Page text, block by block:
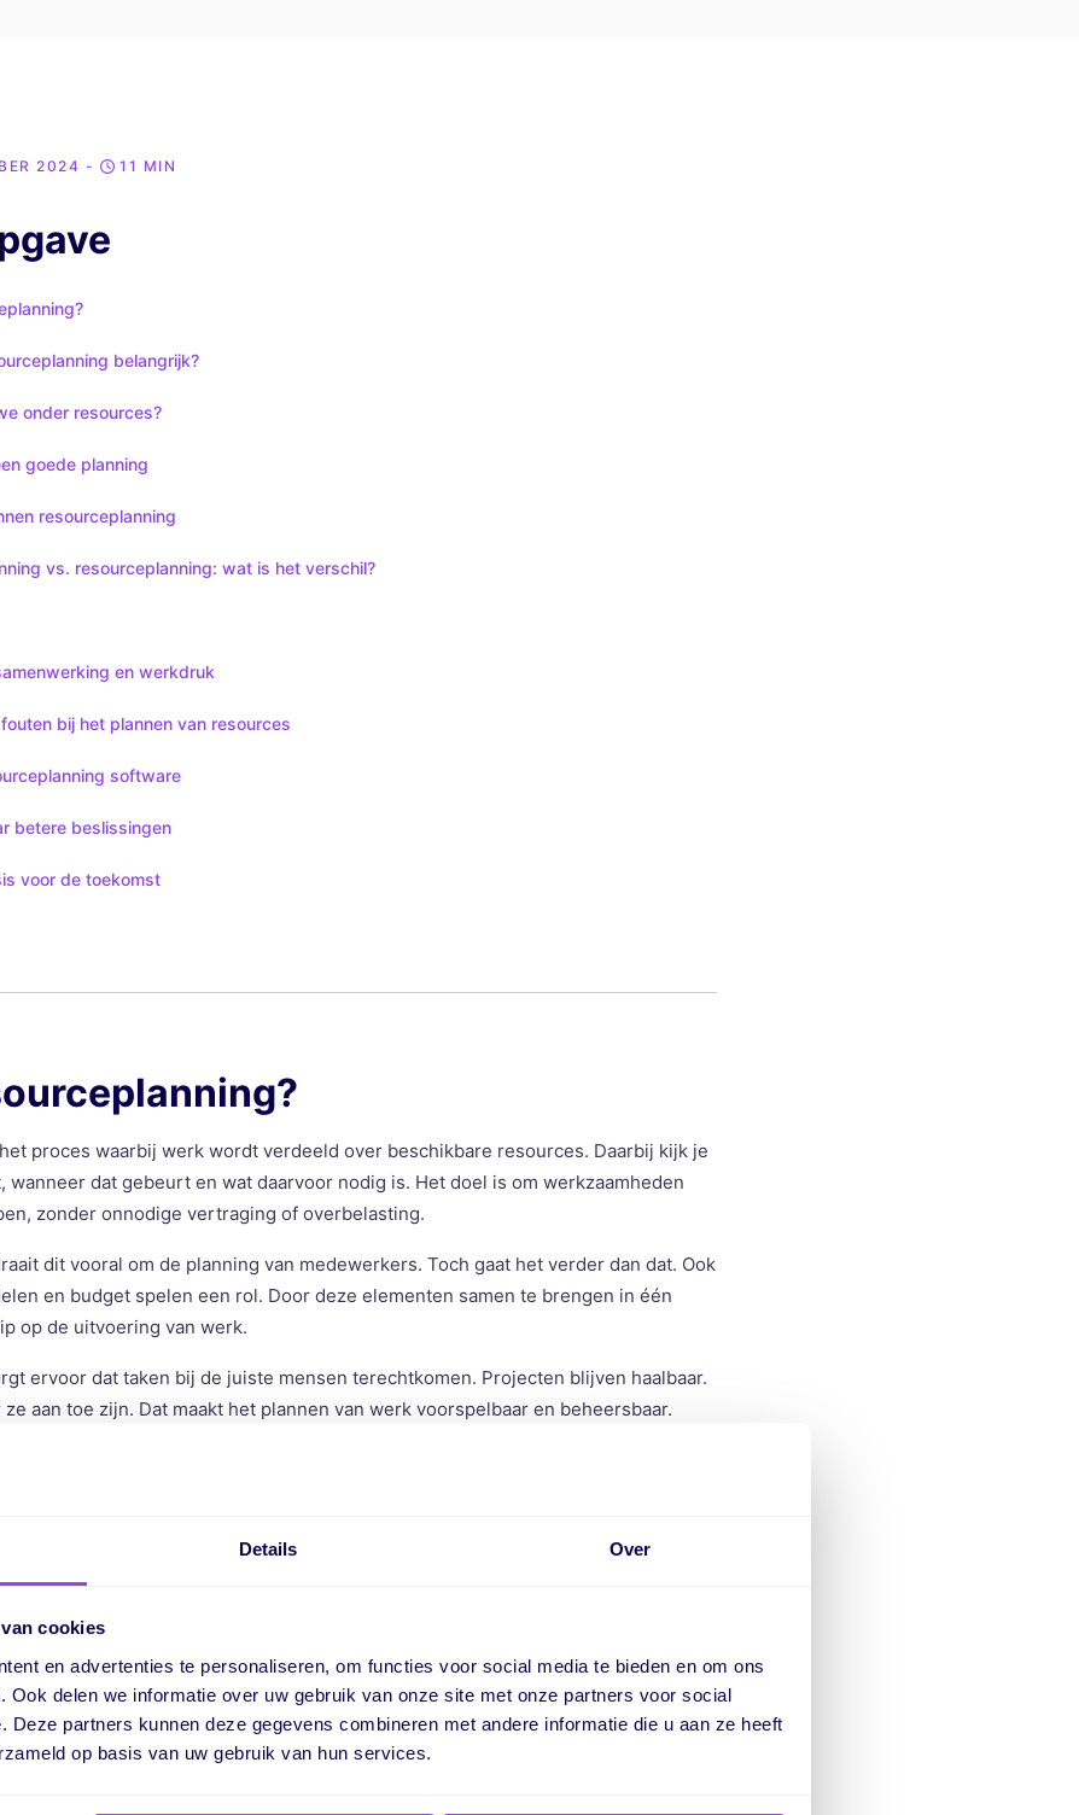
Details Over
cookies
en advertenties te personaliseren, om functies voor social media te bieden en om ons
Ook delen we informatie over uw gebruik van onze site met onze partners voor social
Deze partners kunnen deze gegevens combineren met andere informatie die u aan ze heeft
op basis van uw gebruik van hun services.
2024 - 11 MIN
belangrijk?
onder resources?
goede planning
resourceplanning
vs. resourceplanning: wat is het verschil?
en werkdruk
bij het plannen van resources
software
betere beslissingen
voor de toekomst
proces waarbij werk wordt verdeeld over beschikbare resources. Daarbij kijk je
dat gebeurt en wat daarvoor nodig is. Het doel is om werkzaamheden
zonder onnodige vertraging of overbelasting.
dit vooral om de planning van medewerkers. Toch gaat het verder dan dat. Ook
en budget spelen een rol. Door deze elementen samen te brengen in één
op de uitvoering van werk.
ervoor dat taken bij de juiste mensen terechtkomen. Projecten blijven haalbaar.
aan toe zijn. Dat maakt het plannen van werk voorspelbaar en beheersbaar.
werken veel organisaties reactief. Werk wordt verdeeld op het moment dat
ontstaan pieken in werkdruk en blijven andere taken liggen. Problemen
als deadlines in gevaar komen.
inzet van resources ontstaat overzicht. Je ziet vooraf waar druk ontstaat en
kun je eerder bijsturen. Dit voorkomt stress en zorgt voor een betere